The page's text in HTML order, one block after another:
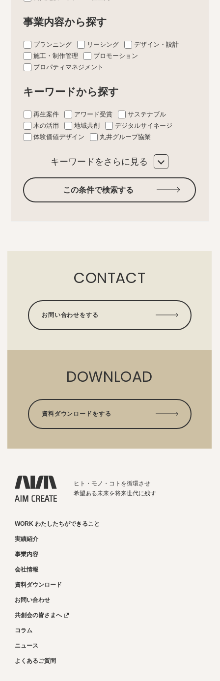
事業内容から探す
プランニング リーシング
デザイン・設計
施工・制作管理
プロモーション
プロパティマネジメント
キーワードから探す
再生案件 アワード受賞
サステナブル
木の活用
地域共創
デジタルサイネージ
体験価値デザイン
丸井グループ協業
キーワードをさらに見る
この条件で検索する
CONTACT
お問い合わせをする
DOWNLOAD
資料ダウンロードをする
ヒト・モノ・コトを循環させ
希望ある未来を将来世代に残す
WORK わたしたちができること
実績紹介
事業内容
会社情報
資料ダウンロード
お問い合わせ
共創会の皆さまへ
コラム
ニュース
よくあるご質問